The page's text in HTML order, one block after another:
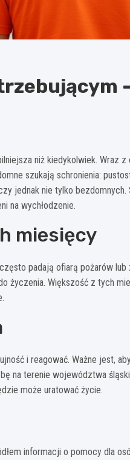
niż kiedykolwiek. Wraz
szukają schronienia:
jednak nie tylko bezdomnych.
na wychłodzenie.
miesięcy
padają ofiarą pożarów lub
życzenia. Większość z tych
i reagować. Ważne jest,
na terenie województwa
może uratować życie.
informacji o pomocy dla